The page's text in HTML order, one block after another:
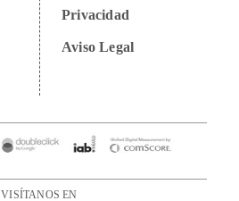
Privacidad
Aviso Legal
VISÍTANOS EN